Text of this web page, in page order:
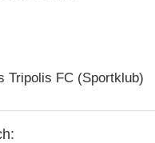
Tripolis FC (Sportklub)